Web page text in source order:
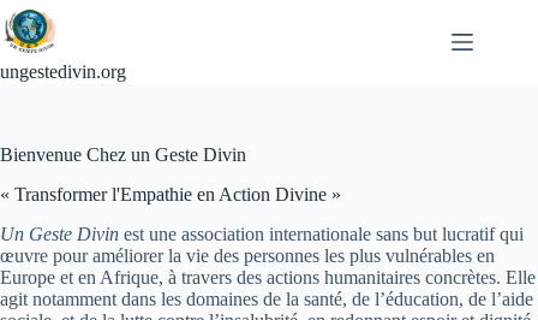
Passer
au
contenu
ungestedivin.org
Bienvenue Chez un Geste Divin
« Transformer l'Empathie en Action Divine »
Un Geste Divin est une association internationale sans but lucratif qui
œuvre pour améliorer la vie des personnes les plus vulnérables en
Europe et en Afrique, à travers des actions humanitaires concrètes. Elle
agit notamment dans les domaines de la santé, de l’éducation, de l’aide